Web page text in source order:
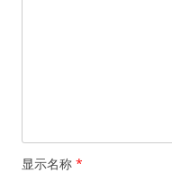
显示名称 *